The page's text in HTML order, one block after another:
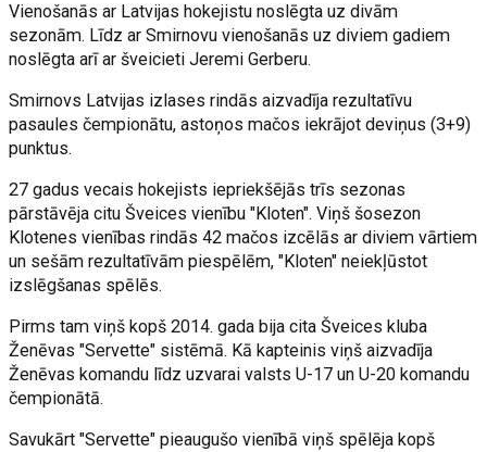
Vienošanās ar Latvijas hokejistu noslēgta uz divām
sezonām. Līdz ar Smirnovu vienošanās uz diviem gadiem
noslēgta arī ar šveicieti Jeremi Gerberu.
Smirnovs Latvijas izlases rindās aizvadīja rezultatīvu
pasaules čempionātu, astoņos mačos iekrājot deviņus (3+9)
punktus.
27 gadus vecais hokejists iepriekšējās trīs sezonas
pārstāvēja citu Šveices vienību "Kloten". Viņš šosezon
Klotenes vienības rindās 42 mačos izcēlās ar diviem vārtiem
un sešām rezultatīvām piespēlēm, "Kloten" neiekļūstot
izslēgšanas spēlēs.
Pirms tam viņš kopš 2014. gada bija cita Šveices kluba
Ženēvas "Servette" sistēmā. Kā kapteinis viņš aizvadīja
Ženēvas komandu līdz uzvarai valsts U-17 un U-20 komandu
čempionātā.
Savukārt "Servette" pieaugušo vienībā viņš spēlēja kopš